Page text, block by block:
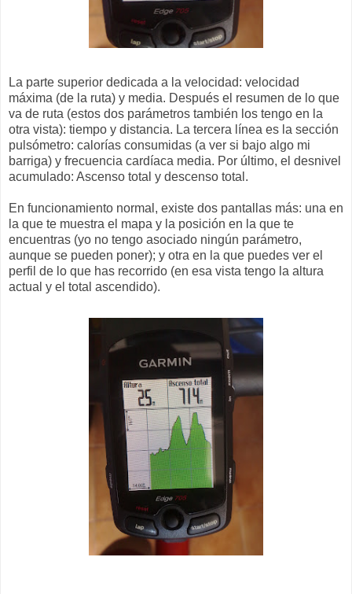
La parte superior dedicada a la velocidad: velocidad
máxima (de la ruta) y media. Después el resumen de lo que
va de ruta (estos dos parámetros también los tengo en la
otra vista): tiempo y distancia. La tercera línea es la sección
pulsómetro: calorías consumidas (a ver si bajo algo mi
barriga) y frecuencia cardíaca media. Por último, el desnivel
acumulado: Ascenso total y descenso total.
En funcionamiento normal, existe dos pantallas más: una en
la que te muestra el mapa y la posición en la que te
encuentras (yo no tengo asociado ningún parámetro,
aunque se pueden poner); y otra en la que puedes ver el
perfil de lo que has recorrido (en esa vista tengo la altura
actual y el total ascendido).